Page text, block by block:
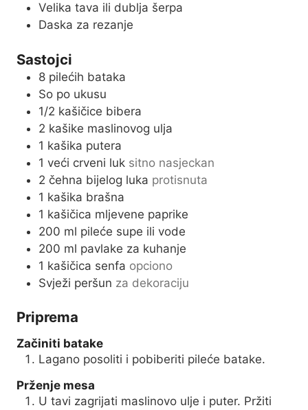
Velika tava ili dublja šerpa
Daska za rezanje
Sastojci
8 pilećih bataka
So po ukusu
1/2 kašičice bibera
2 kašike maslinovog ulja
1 kašika putera
1 veći crveni luk sitno nasjeckan
2 čehna bijelog luka protisnuta
1 kašika brašna
1 kašičica mljevene paprike
200 ml pileće supe ili vode
200 ml pavlake za kuhanje
1 kašičica senfa opciono
Svježi peršun za dekoraciju
Priprema
Začiniti batake
Lagano posoliti i pobiberiti pileće batake.
Prženje mesa
U tavi zagrijati maslinovo ulje i puter. Pržiti